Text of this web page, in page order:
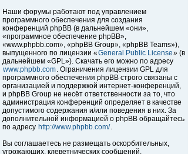
Наши форумы работают под управлением
программного обеспечения для создания
конференций phpBB (в дальнейшем «они»,
«программное обеспечение phpBB»,
«www.phpbb.com», «phpBB Group», «phpBB Teams»),
выпущенного по лицензии «General Public License» (в
дальнейшем «GPL»). Скачать его можно по адресу
www.phpbb.com. Ограничения лицензии GPL для
программного обеспечения phpBB строго связаны с
организацией и поддержкой интернет-конференций,
и phpBB Group не несёт ответственности за то, что
администрация конференций определяет в качестве
допустимого содержания и/или поведения в них. За
дополнительной информацией о phpBB обращайтесь
по адресу http://www.phpbb.com/.
Вы соглашаетесь не размещать оскорбительных,
угрожающих, клеветнических сообщений,